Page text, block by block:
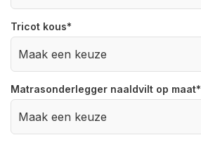
Tricot kous*
Matrasonderlegger naaldvilt op maat*